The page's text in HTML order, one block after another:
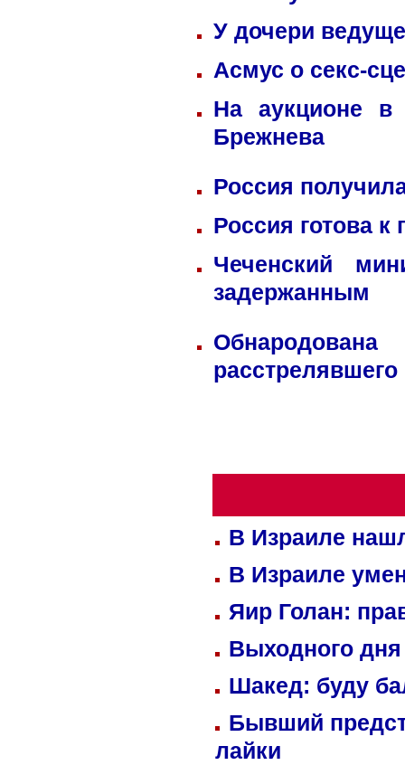
У дочери
Асмус о секс-
На аукционе в
Брежнева
Россия
Россия готова к
Чеченский
задержанным
В Израиле
В Израиле
Яир Голан:
Выходного
Шакед: буду
Бывший
лайки